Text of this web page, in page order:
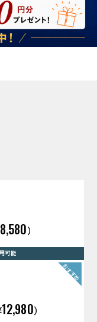
8,580）
可能
12,980）